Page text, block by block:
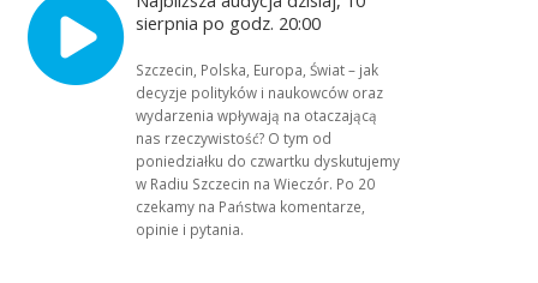
sierpnia po godz. 20:00
Szczecin, Polska, Europa, Świat – jak
decyzje polityków i naukowców oraz
wydarzenia wpływają na otaczającą
nas rzeczywistość? O tym od
poniedziałku do czwartku dyskutujemy
w Radiu Szczecin na Wieczór. Po 20
czekamy na Państwa komentarze,
opinie i pytania.